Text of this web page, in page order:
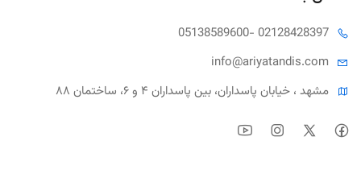
05138589600- 02128428397
info@ariyatandis.com
مشهد ، خیابان پاسداران، بین پاسداران ۴ و ۶، ساختمان ۸۸